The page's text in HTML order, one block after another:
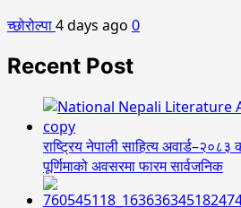
च्छोरोल्पा4 days ago 0
Recent Post
राष्ट्रिय नेपाली साहित्य
पूर्णिमाको अवसरमा फारम सार्वजनिक